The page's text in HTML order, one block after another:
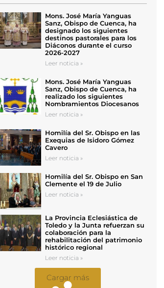
Mons. José María Yanguas
Sanz, Obispo de Cuenca, ha
designado los siguientes
destinos pastorales para los
Diáconos durante el curso
2026-2027
Leer noticia »
Mons. José María Yanguas
Sanz, Obispo de Cuenca, ha
realizado los siguientes
Nombramientos Diocesanos
Leer noticia »
Homilía del Sr. Obispo en las
Exequias de Isidoro Gómez
Cavero
Leer noticia »
Homilía del Sr. Obispo en San
Clemente el 19 de Julio
Leer noticia »
La Provincia Eclesiástica de
Toledo y la Junta refuerzan su
colaboración para la
rehabilitación del patrimonio
histórico regional
Leer noticia »
Cargar más